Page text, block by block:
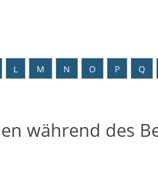
Datenschutz
Gebärdensprache
L M N O P Q
während des